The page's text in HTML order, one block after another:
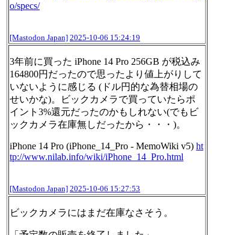
o/specs/
[Mastodon Japan] 2025-10-06 15:24:19
3年前に買った iPhone 14 Pro 256GB が税込み
164800円だったので思ったより値上がりして
いないように感じる (ドル円的な為替相場の
せいかな)。ビックカメラで買っていたらポ
イント3%還元だったのかもしれない(でもビ
ックカメラ在庫無しだったから・・・)。
iPhone 14 Pro (iPhone_14_Pro - MemoWiki v5) ht
tp://www.nilab.info/wiki/iPhone_14_Pro.html
[Mastodon Japan] 2025-10-06 15:27:53
ビックカメラにはまだ在庫なさそう。